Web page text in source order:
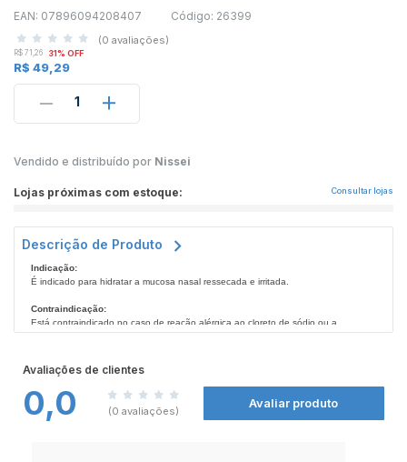
EAN: 07896094208407 Código: 26399
(0 avaliações)
R$ 71,26 31% OFF
R$ 49,29
1
Vendido e distribuído por Nissei
Lojas próximas com estoque: Consultar lojas
Descrição de Produto
Indicação:
É indicado para hidratar a mucosa nasal ressecada e irritada.
Contraindicação:
Está contraindicado no caso de reação alérgica ao cloreto de sódio ou a
qualquer componente de sua formulação.
ESTE PRODUTO É UM MEDICAMENTO. SEU USO PODE TRAZER RISCOS.
PROCURE O MÉDICO E O FARMACÊUTICO. LEIA A BULA.
Avaliações de clientes
0,0 (0 avaliações)
Avaliar produto